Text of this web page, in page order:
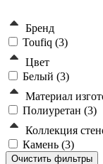
Бренд
Toufiq (3)
Цвет
Белый (3)
Материал
Полиуретан (3)
Коллекция
Камень (3)